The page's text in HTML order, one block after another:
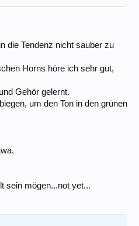
die Tendenz nicht sauber zu
Horns höre ich sehr gut,
Gehör gelernt.
um den Ton in den grünen
sein mögen...not yet...